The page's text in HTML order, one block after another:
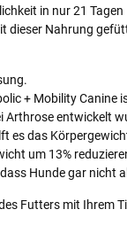
in nur 21 Tagen
dieser Nahrung
+ Mobility Canine
Arthrose entwickelt
es das
um 13%
Hunde gar nicht
Futters mit Ihrem